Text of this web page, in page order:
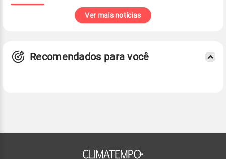
Ver mais notícias
Recomendados para você